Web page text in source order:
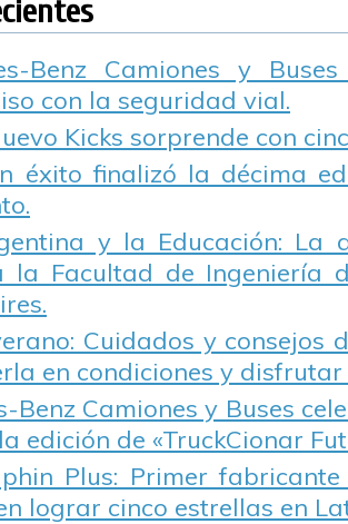
Benz Camiones y
con la seguridad vial.
Kicks sorprende con
éxito finalizó la décima
y la Educación: La
la Facultad de Ingeniería
Cuidados y consejos
en condiciones y disfrutar
Benz Camiones y Buses
edición de «TruckCionar
Plus: Primer
lograr cinco estrellas en